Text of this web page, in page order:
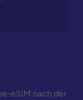
eSIM nach der